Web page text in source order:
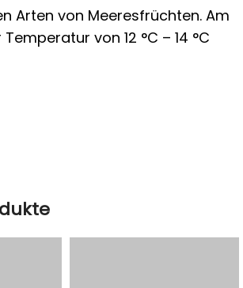
Arten von Meeresfrüchten. Am
von 12 °C – 14 °C